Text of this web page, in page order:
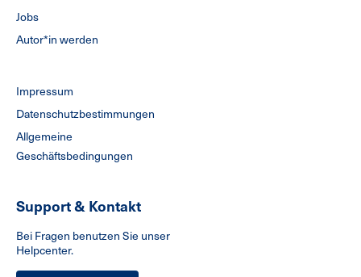
Jobs
Autor*in werden
Impressum
Datenschutzbestimmungen
Allgemeine
Geschäftsbedingungen
Support & Kontakt
Bei Fragen benutzen Sie unser
Helpcenter.